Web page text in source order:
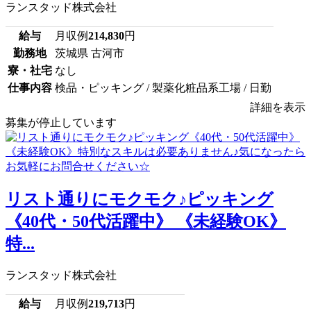
ランスタッド株式会社
給与 月収例214,830円
勤務地
茨城県 古河市
寮・社宅 なし
仕事内容 検品・ピッキング / 製薬化粧品系工場 / 日勤
詳細を表示
募集が停止しています
リスト通りにモクモク♪ピッキング
《40代・50代活躍中》 《未経験OK》
特...
ランスタッド株式会社
給与 月収例219,713円